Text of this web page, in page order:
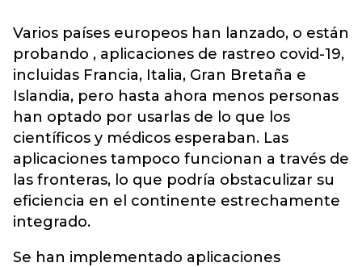
Varios países europeos han lanzado, o están
probando , aplicaciones de rastreo covid-19,
incluidas Francia, Italia, Gran Bretaña e
Islandia, pero hasta ahora menos personas
han optado por usarlas de lo que los
científicos y médicos esperaban. Las
aplicaciones tampoco funcionan a través de
las fronteras, lo que podría obstaculizar su
eficiencia en el continente estrechamente
integrado.
Se han implementado aplicaciones